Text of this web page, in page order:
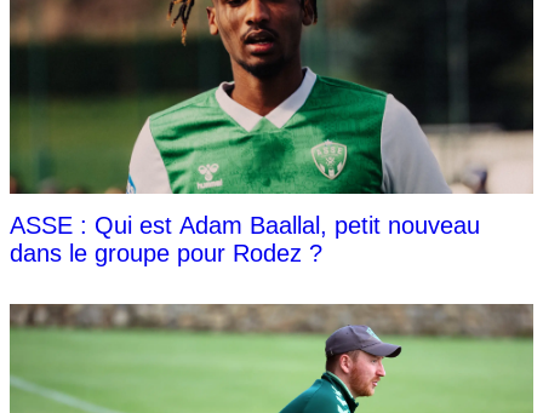
ASSE : Qui est Adam Baallal, petit nouveau
dans le groupe pour Rodez ?